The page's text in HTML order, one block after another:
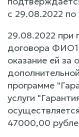
с 29.08.2022 по
29.08.2022 при
договора ФИО1
оказание ей за
программе
услуги
47000,00